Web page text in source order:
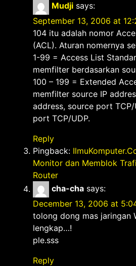
Mudji says:
September 13, 2006 at
104 itu adalah nomor
(ACL). Aturan nomernya
1-99 = Access List
memfilter berdasarkan
100 – 199 = Extended
memfilter source IP
address, source port
port TCP/UDP.
Reply
Pingback:
Monitor dan Memblok
Router
cha-cha says:
December 13, 2006 at
tolong dong mas jaringan
lengkap…!
ple.sss
Reply